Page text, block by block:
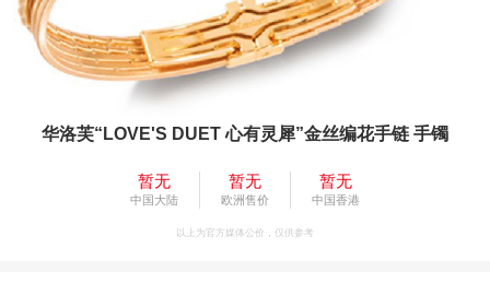
华洛芙“LOVE'S DUET 心有灵犀”金丝编花手链 手镯
暂无
中国大陆
暂无
欧洲售价
暂无
中国香港
以上为官方媒体公价，仅供参考